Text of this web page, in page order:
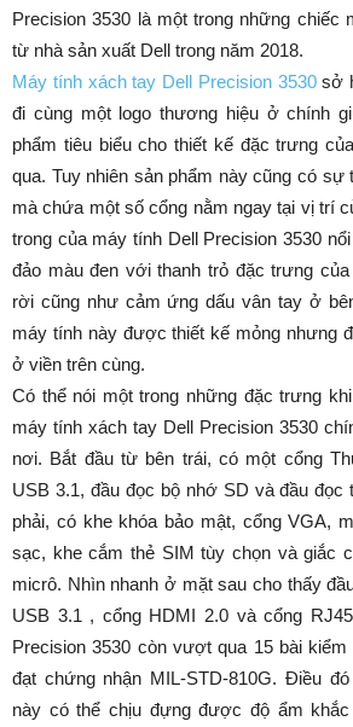
Precision 3530 là một trong những chiếc
từ nhà sản xuất Dell trong năm 2018.
Máy tính xách tay Dell Precision 3530sở
đi cùng một logo thương hiệu ở chính
phẩm tiêu biểu cho thiết kế đặc trưng
qua. Tuy nhiên sản phẩm này cũng có sự
mà chứa một số cổng nằm ngay tại vị trí
trong của máy tính Dell Precision 3530
đảo màu đen với thanh trỏ đặc trưng
rời cũng như cảm ứng dấu vân tay ở
máy tính này được thiết kế mỏng nhưng
ở viền trên cùng.
Có thể nói một trong những đặc trưng
máy tính xách tay Dell Precision 3530
nơi. Bắt đầu từ bên trái, có một cổng
USB 3.1, đầu đọc bộ nhớ SD và đầu đọc
phải, có khe khóa bảo mật, cổng VGA,
sạc, khe cắm thẻ SIM tùy chọn và giắc
micrô. Nhìn nhanh ở mặt sau cho thấy
USB 3.1 , cổng HDMI 2.0 và cổng
Precision 3530 còn vượt qua 15 bài
đạt chứng nhận MIL-STD-810G. Điều
này có thể chịu đựng được độ ẩm khắc